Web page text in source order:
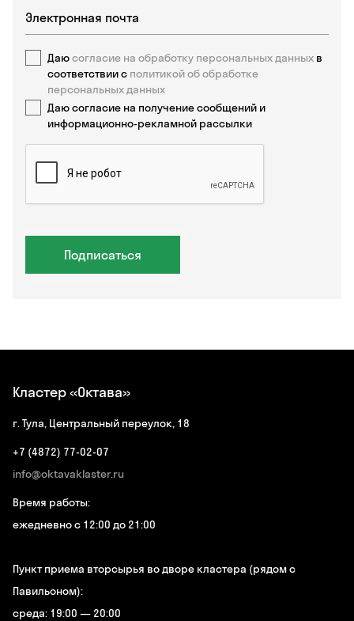
Даюсогласие на обработку персональных данных в
соответствии с политикой об обработке
персональных данных
Даю согласие на получение сообщений и
информационно-рекламной рассылки
Подписаться
Кластер «Октава»
г. Тула, Центральный переулок, 18
+7 (4872) 77-02-07
info@oktavaklaster.ru
Время работы:
ежедневно с 12:00 до 21:00
Пункт приема вторсырья во дворе кластера (рядом с
Павильоном):
среда: 19:00 — 20:00